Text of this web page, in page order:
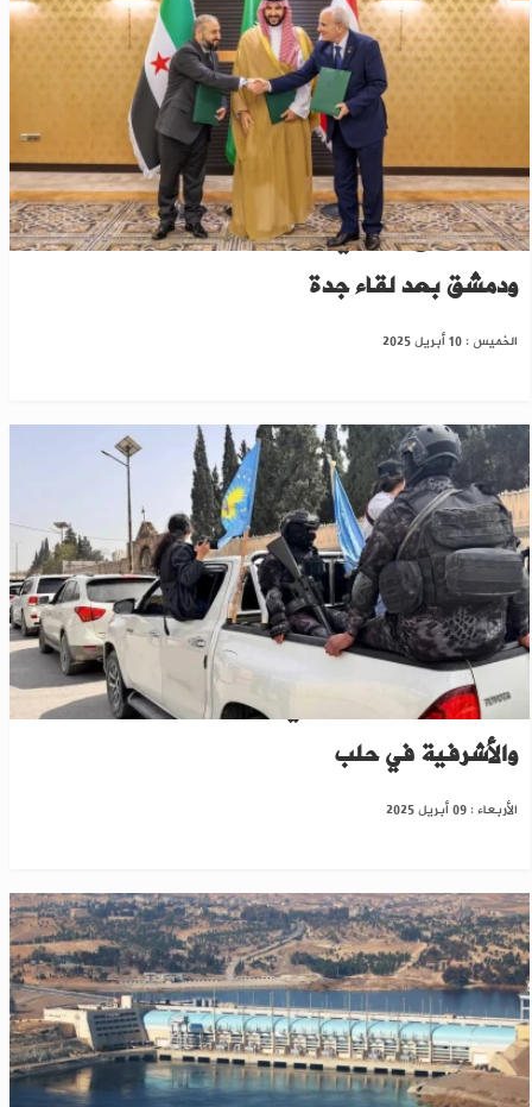
وزير الدفاع اللبناني: مرحلة جديدة بين بيروت
ودمشق بعد لقاء جدة
الخميس : 10 أبريل 2025
الدفعة الثانية من "ب ي د" تغادر الشيخ مقصود
والأشرفية في حلب
الأربعاء : 09 أبريل 2025